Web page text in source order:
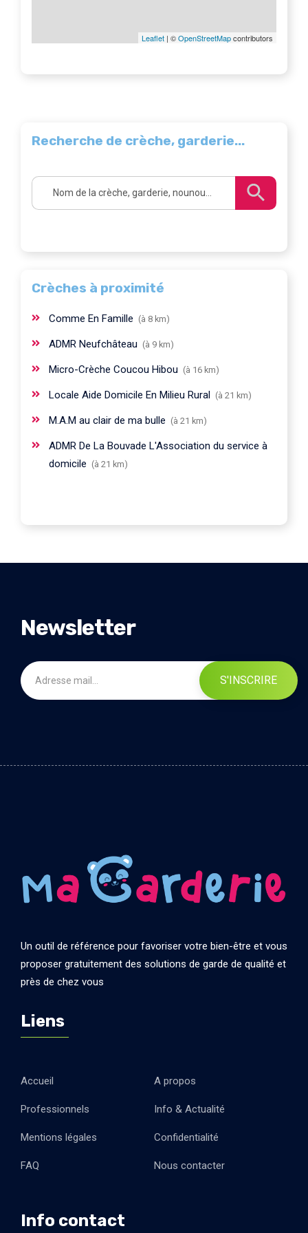
Leaflet | ©OpenStreetMapcontributors
Recherche de crèche, garderie...
Crèches à proximité
Comme En Famille (à 8 km)
ADMR Neufchâteau (à 9 km)
Micro-Crèche Coucou Hibou (à 16 km)
Locale Aide Domicile En Milieu Rural (à 21 km)
M.A.M au clair de ma bulle (à 21 km)
ADMR De La Bouvade L'Association du service à
domicile (à 21 km)
Newsletter
S'INSCRIRE
Un outil de référence pour favoriser votre bien-être et vous
proposer gratuitement des solutions de garde de qualité et
près de chez vous
Liens
Accueil A propos
Professionnels Info & Actualité
Mentions légales Confidentialité
FAQ Nous contacter
Info contact